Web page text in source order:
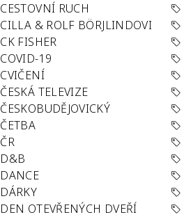
CESTOVNÍ RUCH
CILLA & ROLF BÖRJLINDOVI
CK FISHER
COVID-19
CVIČENÍ
ČESKÁ TELEVIZE
ČESKOBUDĚJOVICKÝ
ČETBA
ČR
D&B
DANCE
DÁRKY
DEN OTEVŘENÝCH DVEŘÍ